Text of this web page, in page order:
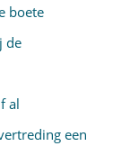
boete
de
al
een